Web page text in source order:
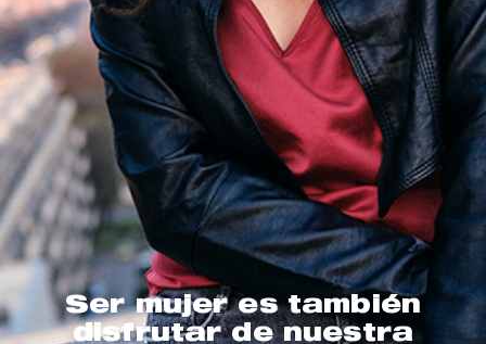
Ser mujer es también
disfrutar de nuestra